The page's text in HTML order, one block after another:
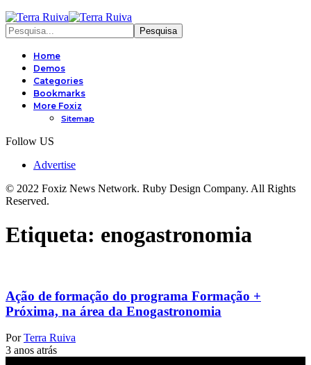
Home
Demos
Categories
Bookmarks
More Foxiz
Sitemap
Follow US
Advertise
© 2022 Foxiz News Network. Ruby Design Company. All Rights
Reserved.
Etiqueta: enogastronomia
Ação de formação do programa Formação +
Próxima, na área da Enogastronomia
Por Terra Ruiva
3 anos atrás